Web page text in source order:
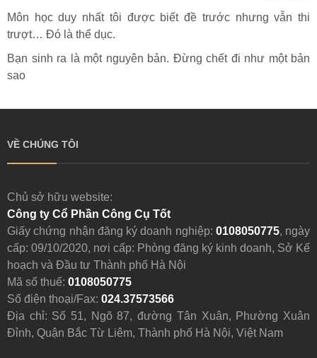
Môn học duy nhất tôi được biết đề trước nhưng vẫn thi
trượt… Đó là thể dục.
Bạn sinh ra là một nguyên bản. Đừng chết đi như một bản
sao
VỀ CHÚNG TÔI
Chủ sở hữu website:
Công ty Cổ Phần Công Cụ Tốt
Giấy chứng nhận đăng ký doanh nghiệp: 0108050775, ngày
cấp: 09/10/2020, nơi cấp: Phòng đăng ký kinh doanh, Sở Kế
hoạch và Đầu tư Thành phố Hà Nội
Mã số thuế: 0108050775
Số điện thoại/Fax: 024.37573566
Địa chỉ: Số 51, Ngõ 87, đường Tân Xuân, Phường Xuân
Đỉnh, Quận Bắc Từ Liêm, Thành phố Hà Nội, Việt Nam